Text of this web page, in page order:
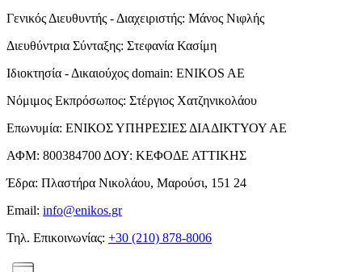
Γενικός Διευθυντής - Διαχειριστής: Μάνος Νιφλής
Διευθύντρια Σύνταξης: Στεφανία Κασίμη
Ιδιοκτησία - Δικαιούχος domain: ENIKOS AE
Νόμιμος Εκπρόσωπος: Στέργιος Χατζηνικολάου
Επωνυμία: ΕΝΙΚΟΣ ΥΠΗΡΕΣΙΕΣ ΔΙΑΔΙΚΤΥΟΥ ΑΕ
ΑΦΜ: 800384700 ΔΟΥ: ΚΕΦΟΔΕ ΑΤΤΙΚΗΣ
Έδρα: Πλαστήρα Νικολάου, Μαρούσι, 151 24
Email: info@enikos.gr
Τηλ. Επικοινωνίας: +30 (210) 878-8006